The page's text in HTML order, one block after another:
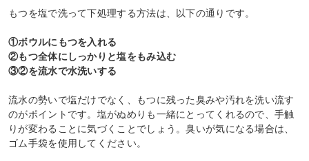
もつを塩で洗って下処理する方法は、以下の通りです。
①ボウルにもつを入れる
②もつ全体にしっかりと塩をもみ込む
③②を流水で水洗いする
流水の勢いで塩だけでなく、もつに残った臭みや汚れを洗い流す
のがポイントです。塩がぬめりも一緒にとってくれるので、手触
りが変わることに気づくことでしょう。臭いが気になる場合は、
ゴム手袋を使用してください。